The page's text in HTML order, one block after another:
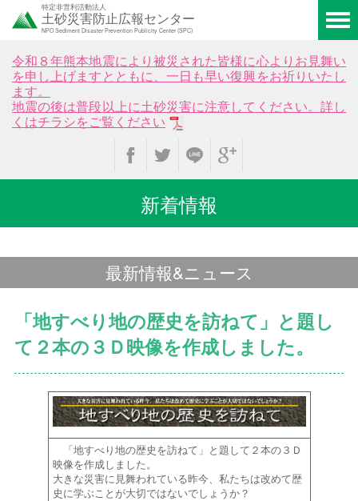
特定非営利活動法人
土砂災害防止広報センター
NPO Sediment Disaster Prevention Publicity Center (SPC)
令和８年熊本地震により被災された皆様に心よりお見舞い
を申し上げますとともに、一日も早い復興をお祈りいたし
ます。
地震の後は普段以上に土砂災害に注意してください。詳し
くはチラシをご覧ください
新着情報
最新情報&ニュース
「地すべり地の歴史を訪ねて」と題し
て２本の３Ｄ映像を作成しました。
「地すべり地の歴史を訪ねて」と題して２本の３Ｄ
映像を作成しました。
大きな災害に見舞われている昨今、私たちは改めて歴
史に学ぶことが大切ではないでしょうか？